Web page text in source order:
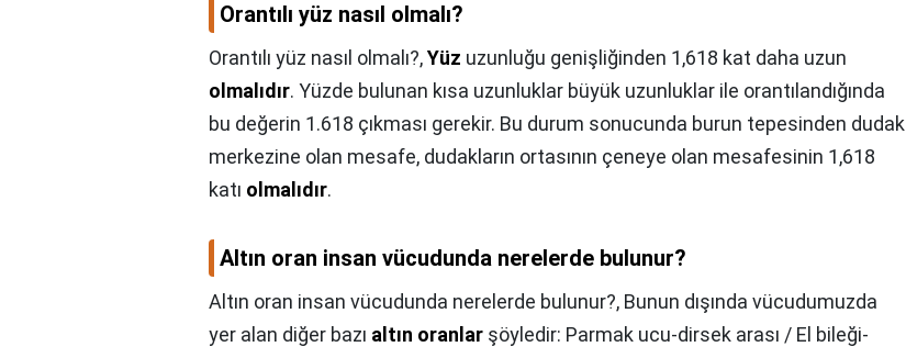
Orantılı yüz nasıl olmalı?
Orantılı yüz nasıl olmalı?,Yüz uzunluğu genişliğinden 1,618 kat daha uzun
olmalıdır. Yüzde bulunan kısa uzunluklar büyük uzunluklar ile orantılandığında
bu değerin 1.618 çıkması gerekir. Bu durum sonucunda burun tepesinden dudak
merkezine olan mesafe, dudakların ortasının çeneye olan mesafesinin 1,618
katı olmalıdır.
Altın oran insan vücudunda nerelerde bulunur?
Altın oran insan vücudunda nerelerde bulunur?, Bunun dışında vücudumuzda
yer alan diğer bazı altın oranlar şöyledir: Parmak ucu-dirsek arası / El bileği-